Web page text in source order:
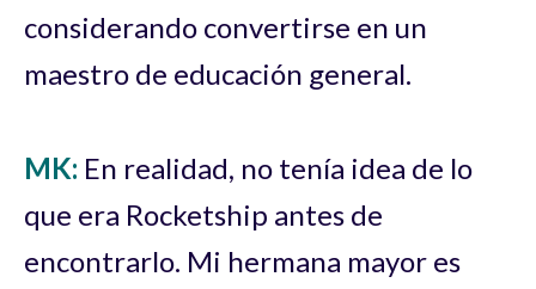
considerando convertirse en un
maestro de educación general.
MK: En realidad, no tenía idea de lo
que era Rocketship antes de
encontrarlo. Mi hermana mayor es